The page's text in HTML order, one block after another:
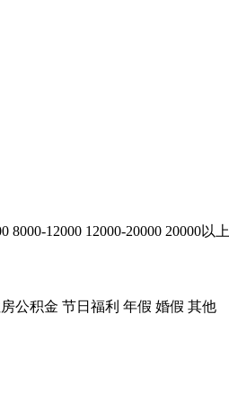
8000-12000 12000-20000 20000以上
公积金 节日福利 年假 婚假 其他